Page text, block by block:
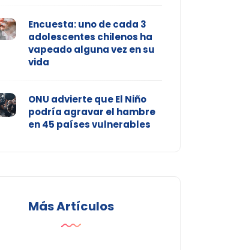
Encuesta: uno de cada 3
adolescentes chilenos ha
vapeado alguna vez en su
vida
ONU advierte que El Niño
podría agravar el hambre
en 45 países vulnerables
Más Artículos